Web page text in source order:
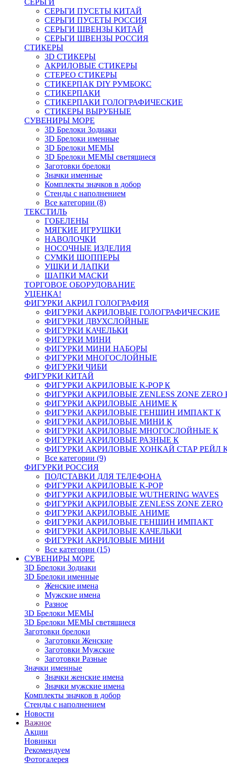
СЕРЬГИ
СЕРЬГИ ПУСЕТЫ КИТАЙ
СЕРЬГИ ПУСЕТЫ РОССИЯ
СЕРЬГИ ШВЕНЗЫ КИТАЙ
СЕРЬГИ ШВЕНЗЫ РОССИЯ
СТИКЕРЫ
3D СТИКЕРЫ
АКРИЛОВЫЕ СТИКЕРЫ
СТЕРЕО СТИКЕРЫ
СТИКЕРПАК DIY РУМБОКС
СТИКЕРПАКИ
СТИКЕРПАКИ ГОЛОГРАФИЧЕСКИЕ
СТИКЕРЫ ВЫРУБНЫЕ
СУВЕНИРЫ МОРЕ
3D Брелоки Зодиаки
3D Брелоки именные
3D Брелоки МЕМЫ
3D Брелоки МЕМЫ светящиеся
Заготовки брелоки
Значки именные
Комплекты значков в добор
Стенды с наполнением
Все категории (8)
ТЕКСТИЛЬ
ГОБЕЛЕНЫ
МЯГКИЕ ИГРУШКИ
НАВОЛОЧКИ
НОСОЧНЫЕ ИЗДЕЛИЯ
СУМКИ ШОППЕРЫ
УШКИ И ЛАПКИ
ШАПКИ МАСКИ
ТОРГОВОЕ ОБОРУДОВАНИЕ
УЦЕНКА!
ФИГУРКИ АКРИЛ ГОЛОГРАФИЯ
ФИГУРКИ АКРИЛОВЫЕ ГОЛОГРАФИЧЕСКИЕ
ФИГУРКИ ДВУХСЛОЙНЫЕ
ФИГУРКИ КАЧЕЛЬКИ
ФИГУРКИ МИНИ
ФИГУРКИ МИНИ НАБОРЫ
ФИГУРКИ МНОГОСЛОЙНЫЕ
ФИГУРКИ ЧИБИ
ФИГУРКИ КИТАЙ
ФИГУРКИ АКРИЛОВЫЕ K-POP К
ФИГУРКИ АКРИЛОВЫЕ ZENLESS ZONE ZERO
ФИГУРКИ АКРИЛОВЫЕ АНИМЕ К
ФИГУРКИ АКРИЛОВЫЕ ГЕНШИН ИМПАКТ К
ФИГУРКИ АКРИЛОВЫЕ МИНИ К
ФИГУРКИ АКРИЛОВЫЕ МНОГОСЛОЙНЫЕ К
ФИГУРКИ АКРИЛОВЫЕ РАЗНЫЕ К
ФИГУРКИ АКРИЛОВЫЕ ХОНКАЙ СТАР РЕЙЛ
Все категории (9)
ФИГУРКИ РОССИЯ
ПОДСТАВКИ ДЛЯ ТЕЛЕФОНА
ФИГУРКИ АКРИЛОВЫЕ K-POP
ФИГУРКИ АКРИЛОВЫЕ WUTHERING WAVES
ФИГУРКИ АКРИЛОВЫЕ ZENLESS ZONE ZERO
ФИГУРКИ АКРИЛОВЫЕ АНИМЕ
ФИГУРКИ АКРИЛОВЫЕ ГЕНШИН ИМПАКТ
ФИГУРКИ АКРИЛОВЫЕ КАЧЕЛЬКИ
ФИГУРКИ АКРИЛОВЫЕ МИНИ
Все категории (15)
СУВЕНИРЫ МОРЕ
3D Брелоки Зодиаки
3D Брелоки именные
Женские имена
Мужские имена
Разное
3D Брелоки МЕМЫ
3D Брелоки МЕМЫ светящиеся
Заготовки брелоки
Заготовки Женские
Заготовки Мужские
Заготовки Разные
Значки именные
Значки женские имена
Значки мужские имена
Комплекты значков в добор
Стенды с наполнением
Новости
Важное
Акции
Новинки
Рекомендуем
Фотогалерея